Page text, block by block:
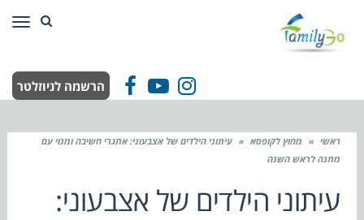
Facebook
YouTube
Instagram הרשמה לניוזלטר
ראשי » מחוץ לקופסא » עיתוני הילדים של אצבעוני: אתגרי חשיבה ומנוי עם
מתנה לראש השנה
עיתוני הילדים של אצבעוני: